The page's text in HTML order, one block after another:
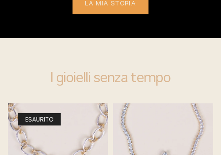
LA MIA STORIA
I gioielli senza tempo
ESAURITO